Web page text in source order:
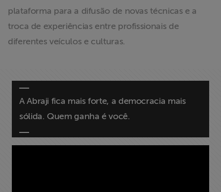
plataforma para a difusão de novas técnicas e a
troca de experiências entre profissionais de
diferentes veículos e culturas.
A Abraji fica mais forte, a democracia mais
sólida. Quem ganha é você.